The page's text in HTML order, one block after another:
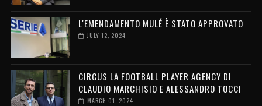
L'EMENDAMENTO MULÉ È STATO APPROVATO
JULY 12, 2024
CIRCUS LA FOOTBALL PLAYER AGENCY DI
CLAUDIO MARCHISIO E ALESSANDRO TOCCI
MARCH 01, 2024